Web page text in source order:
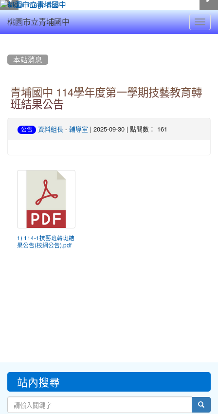
桃園市立青埔國中
本站消息
青埔國中 114學年度第一學期技藝教育轉
班結果公告
公告 資料組長 - 輔導室 | 2025-09-30 | 點閱數： 161
1) 114-1技藝班轉班結
果公告(校網公告).pdf
::: 站內搜尋